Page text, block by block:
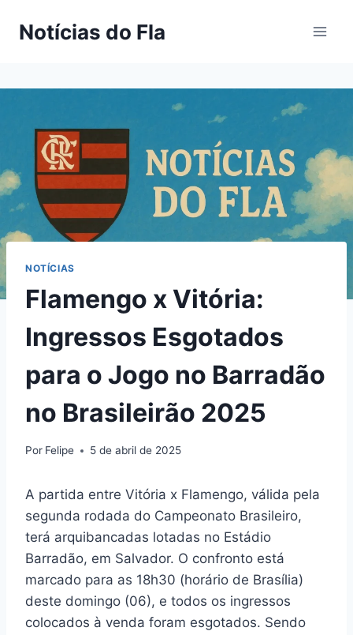
paraNotícias do Fla
NOTÍCIAS
Flamengo x Vitória:
Ingressos Esgotados
para o Jogo no Barradão
no Brasileirão 2025
Por Felipe 5 de abril de 2025
A partida entre Vitória x Flamengo, válida pela
segunda rodada do Campeonato Brasileiro,
terá arquibancadas lotadas no Estádio
Barradão, em Salvador. O confronto está
marcado para as 18h30 (horário de Brasília)
deste domingo (06), e todos os ingressos
colocados à venda foram esgotados. Sendo